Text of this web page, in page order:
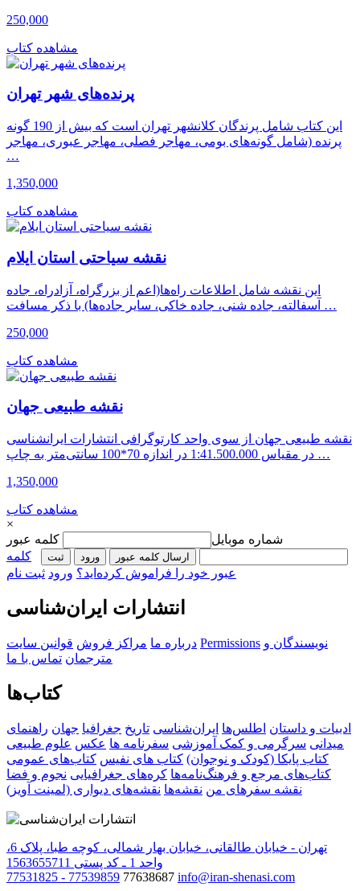
250,000
مشاهده کتاب
پرنده‌های شهر تهران
این کتاب شامل پرندگان کلانشهر تهران است که بیش از 190 گونه
پرنده (شامل گونه‌های بومی، مهاجر فصلی، مهاجر عبوری، مهاجر
…
1,350,000
مشاهده کتاب
نقشه سیاحتی استان ایلام
این نقشه شامل اطلاعات راه‌ها(اعم از بزرگراه، آزادراه، جاده
آسفالته، جاده شنی، جاده خاکی، سایر جاده‌ها) با ذکر مسافت …
250,000
مشاهده کتاب
نقشه طبیعی جهان
نقشه طبیعی جهان از سوی واحد کارتوگرافی انتشارات ایرانشناسی
در مقیاس 1:41.500.000 در اندازه 70*100 سانتی‌متر به چاپ …
1,350,000
مشاهده کتاب
×
شماره موبایل
کلمه عبور
ارسال کلمه عبور ورود ثبت‌
کلمه
عبور خود را فراموش کرده‌اید؟ ورود ثبت نام
انتشارات ایران‌شناسی
درباره ما مراکز فروش قوانین سایت Permissions نویسندگان و
مترجمان تماس با ما
کتاب‌ها
ادبیات و داستان اطلس‌ها ایران‌شناسی تاریخ جغرافیا جهان راهنمای
میدانی سرگرمی و کمک آموزشی سفرنامه‌ ها عکس علوم طبیعی
کتاب‌ پایکا (کودک و نوجوان) کتاب های نفیس کتاب‌های عمومی
کتاب‌های مرجع و فرهنگ‌نامه‌ها کره‌های جغرافیایی نجوم و فضا
نقشه سفرهای من نقشه‌ها نقشه‌های دیواری (لمینت آویز)
تهران - خیابان طالقانی، خیابان بهار شمالی، کوچه طبا، پلاک 6،
واحد 1 ـ کد پستی 1563655711
77531825 - 77539859 77638687 info@iran-shenasi.com